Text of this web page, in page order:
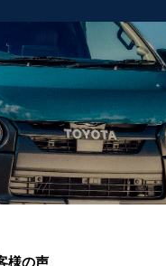
様の声